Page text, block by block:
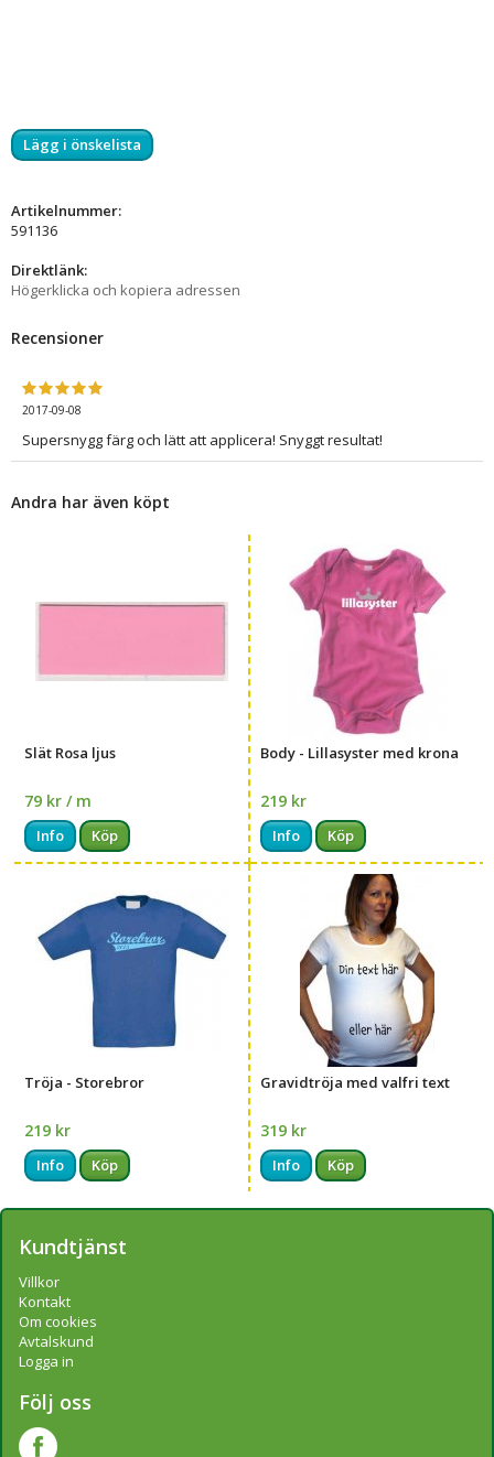
Lägg i önskelista
Artikelnummer:
591136
Direktlänk:
Högerklicka och kopiera adressen
Recensioner
2017-09-08
Supersnygg färg och lätt att applicera! Snyggt resultat!
Andra har även köpt
Slät Rosa ljus
79 kr / m
Info Köp
Body - Lillasyster med krona
219 kr
Info Köp
Tröja - Storebror
219 kr
Info Köp
Gravidtröja med valfri text
319 kr
Info Köp
Kundtjänst
Villkor
Kontakt
Om cookies
Avtalskund
Logga in
Följ oss